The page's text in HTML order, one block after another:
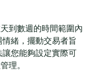
到數週的時間範圍內
緒，擺動交易者旨
您能夠設定實際可
理。